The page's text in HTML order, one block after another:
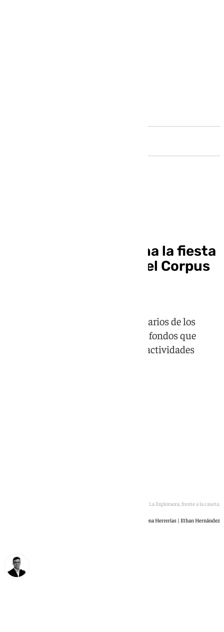
La caseta que combina la fiesta
con la solidaridad en el Corpus
En La Exploraora, trabajan voluntarios de los
scouts con el objetivo de recaudar fondos que
permitan a jóvenes acceder a sus actividades
Marga, una de las voluntarias de La Exploraora, frente a la caseta.
Helena Herrerías | Ethan Hernández